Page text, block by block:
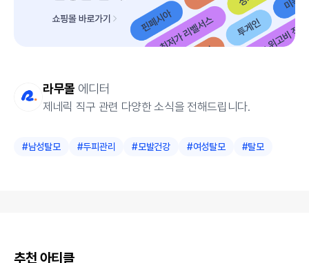
라무몰 에디터
제네릭 직구 관련 다양한 소식을 전해드립니다.
#남성탈모 #두피관리 #모발건강 #여성탈모 #탈모
추천 아티클